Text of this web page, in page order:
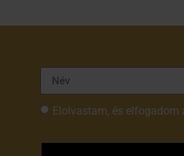
Elolvastam, és elfogadom